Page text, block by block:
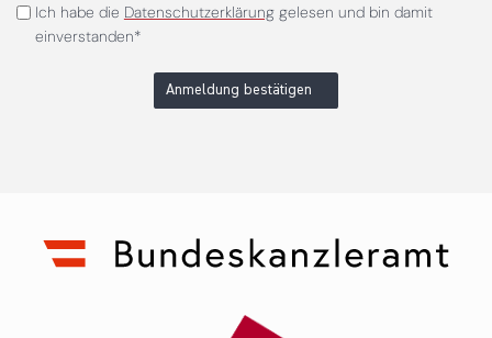
Ich habe die Datenschutzerklärunggelesen und bin damit
einverstanden*
Anmeldung bestätigen